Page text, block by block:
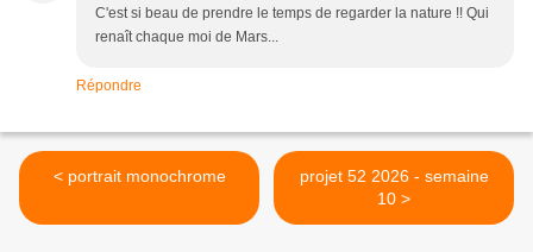
C'est si beau de prendre le temps de regarder la nature !! Qui
renaît chaque moi de Mars...
Répondre
< portrait monochrome
projet 52 2026 - semaine
10 >